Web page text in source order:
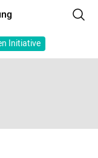
Initiative